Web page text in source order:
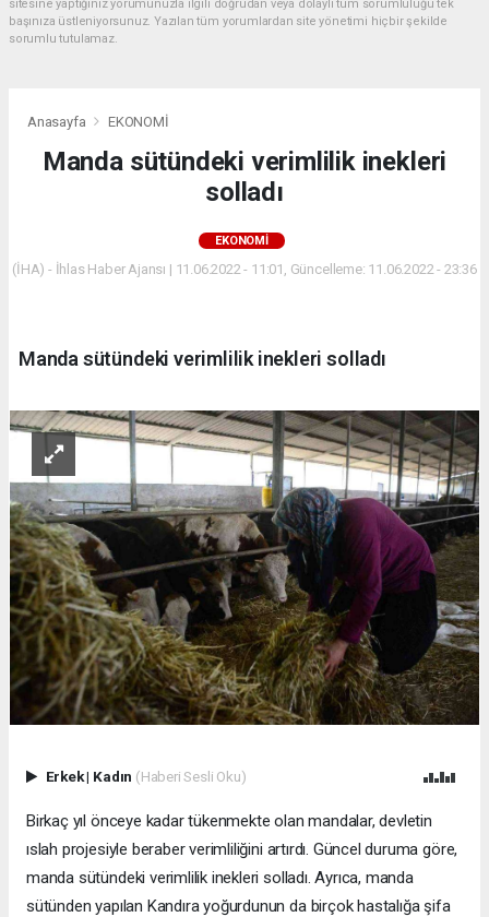
sitesine yaptığınız yorumunuzla ilgili doğrudan veya dolaylı tüm sorumluluğu tek
başınıza üstleniyorsunuz. Yazılan tüm yorumlardan site yönetimi hiçbir şekilde
sorumlu tutulamaz.
Anasayfa EKONOMİ
Manda sütündeki verimlilik inekleri
solladı
EKONOMİ
(İHA) - İhlas Haber Ajansı | 11.06.2022 - 11:01, Güncelleme: 11.06.2022 - 23:36
Manda sütündeki verimlilik inekleri solladı
Erkek| Kadın (Haberi Sesli Oku)
Birkaç yıl önceye kadar tükenmekte olan mandalar, devletin
ıslah projesiyle beraber verimliliğini artırdı. Güncel duruma göre,
manda sütündeki verimlilik inekleri solladı. Ayrıca, manda
sütünden yapılan Kandıra yoğurdunun da birçok hastalığa şifa